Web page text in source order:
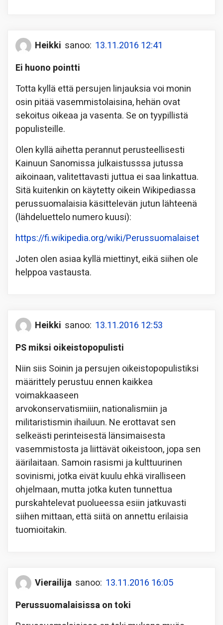
Heikki sanoo: 13.11.2016 12:41
Ei huono pointti
Totta kyllä että persujen linjauksia voi monin
osin pitää vasemmistolaisina, hehän ovat
sekoitus oikeaa ja vasenta. Se on tyypillistä
populisteille.
Olen kyllä aihetta perannut perusteellisesti
Kainuun Sanomissa julkaistusssa jutussa
aikoinaan, valitettavasti juttua ei saa linkattua.
Sitä kuitenkin on käytetty oikein Wikipediassa
perussuomalaisia käsittelevän jutun lähteenä
(lähdeluettelo numero kuusi):
https://fi.wikipedia.org/wiki/Perussuomalaiset
Joten olen asiaa kyllä miettinyt, eikä siihen ole
helppoa vastausta.
Heikki sanoo: 13.11.2016 12:53
PS miksi oikeistopopulisti
Niin siis Soinin ja persujen oikeistopopulistiksi
määrittely perustuu ennen kaikkea
voimakkaaseen
arvokonservatismiiin, nationalismiin ja
militaristismin ihailuun. Ne erottavat sen
selkeästi perinteisestä länsimaisesta
vasemmistosta ja liittävät oikeistoon, jopa sen
äärilaitaan. Samoin rasismi ja kulttuurinen
sovinismi, jotka eivät kuulu ehkä viralliseen
ohjelmaan, mutta jotka kuten tunnettua
purskahtelevat puolueessa esiin jatkuvasti
siihen mittaan, että siitä on annettu erilaisia
tuomioitakin.
Vierailija sanoo: 13.11.2016 16:05
Perussuomalaisissa on toki